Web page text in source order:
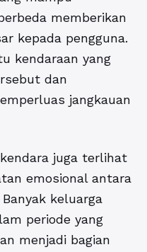
memberikan
kepada pengguna.
kendaraan yang
dan
jangkauan
juga terlihat
emosional antara
keluarga
periode yang
menjadi bagian